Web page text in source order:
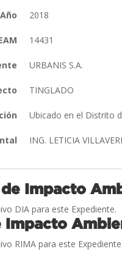
Año 2018
14431
URBANIS S.A.
TINGLADO
Ubicado en el Distrito
ING. LETICIA
Impacto
DIA para este Expediente.
Impacto
RIMA para este Expediente.